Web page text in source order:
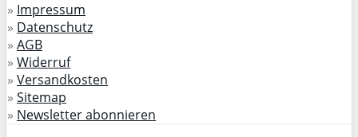
» Impressum
» Datenschutz
» AGB
» Widerruf
» Versandkosten
» Sitemap
» Newsletter abonnieren